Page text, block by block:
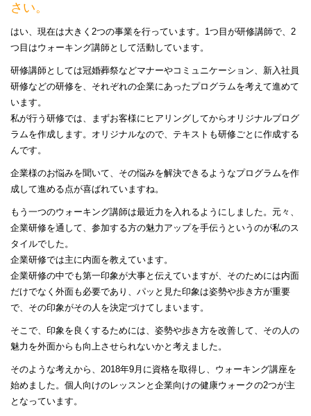
さい。
はい、現在は大きく2つの事業を行っています。1つ目が研修講師で、2
つ目はウォーキング講師として活動しています。
研修講師としては冠婚葬祭などマナーやコミュニケーション、新入社員
研修などの研修を、それぞれの企業にあったプログラムを考えて進めて
います。
私が行う研修では、まずお客様にヒアリングしてからオリジナルプログ
ラムを作成します。オリジナルなので、テキストも研修ごとに作成する
んです。
企業様のお悩みを聞いて、その悩みを解決できるようなプログラムを作
成して進める点が喜ばれていますね。
もう一つのウォーキング講師は最近力を入れるようにしました。元々、
企業研修を通して、参加する方の魅力アップを手伝うというのが私のス
タイルでした。
企業研修では主に内面を教えています。
企業研修の中でも第一印象が大事と伝えていますが、そのためには内面
だけでなく外面も必要であり、パッと見た印象は姿勢や歩き方が重要
で、その印象がその人を決定づけてしまいます。
そこで、印象を良くするためには、姿勢や歩き方を改善して、その人の
魅力を外面からも向上させられないかと考えました。
そのような考えから、2018年9月に資格を取得し、ウォーキング講座を
始めました。個人向けのレッスンと企業向けの健康ウォークの2つが主
となっています。